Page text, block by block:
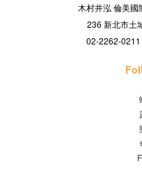
木村井泓 倫美國
236 新北市土
02-2262-